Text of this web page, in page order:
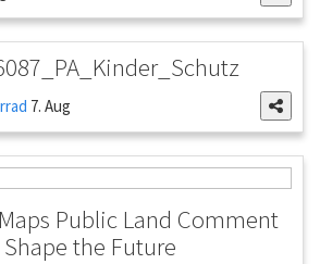
7. Aug
Public Land Comment
the Future